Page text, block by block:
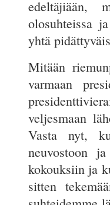
edeltäjiään,
olosuhteissa
yhtä
Mitään
varmaan
veljesmaan
Vasta nyt,
neuvostoon
kokouksiin ja
sitten